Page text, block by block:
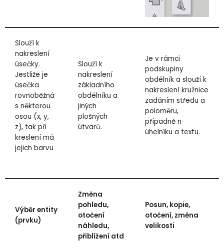
Slouží k
nakreslení
úsečky.
Jestliže je
úsečka
rovnoběžná
s některou
osou (x, y,
z), tak při
kreslení má
jejich barvu
Slouží k
nakreslení
základního
obdélníku a
jiných
plošných
útvarů.
Je v rámci
podskupiny
obdélník a slouží k
nakreslení kružnice
zadáním středu a
poloměru,
případně n-
úhelníku a textu.
Výběr entity
(prvku)
Změna
pohledu,
otočení
náhledu,
přiblížení atd
Posun, kopie,
otočení, změna
velikosti